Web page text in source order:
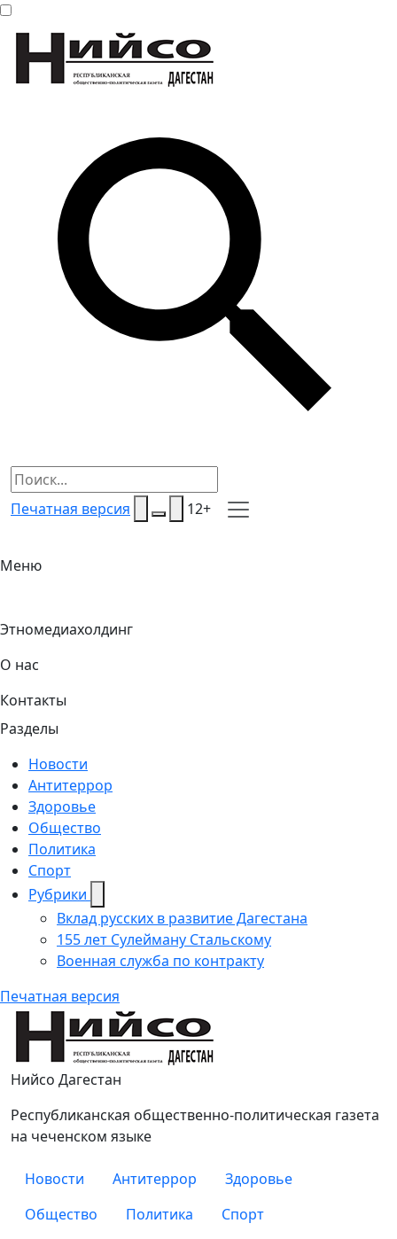
Печатная версия 12+
Меню
Этномедиахолдинг
О нас
Контакты
Разделы
Новости
Антитеррор
Здоровье
Общество
Политика
Спорт
Рубрики
Вклад русских в развитие Дагестана
155 лет Сулейману Стальскому
Военная служба по контракту
Печатная версия
Нийсо
Нийсо Дагестан
Республиканская общественно-политическая газета
на чеченском языке
Новости Антитеррор
Здоровье
Общество
Политика
Спорт